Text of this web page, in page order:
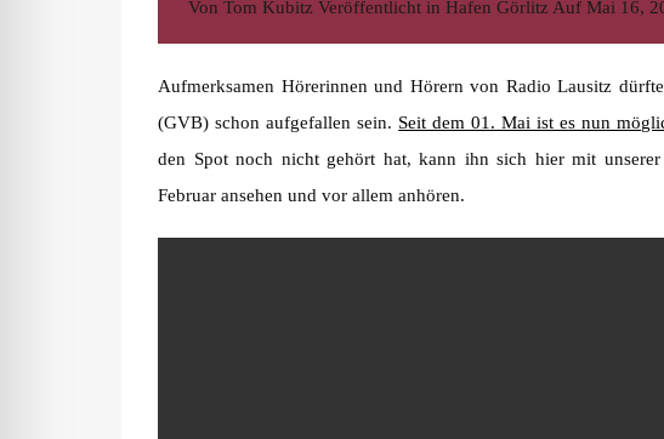
Von Tom Kubitz Veröffentlicht in Hafen Görlitz Auf Mai 16,
Aufmerksamen Hörerinnen und Hörern von Radio Lausitz
(GVB) schon aufgefallen sein. Seit dem 01. Mai ist es nun
den Spot noch nicht gehört hat, kann ihn sich hier mit
Februar ansehen und vor allem anhören.